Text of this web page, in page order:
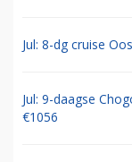
Jul: 8-dg cruise
Jul: 9-daagse
€1056